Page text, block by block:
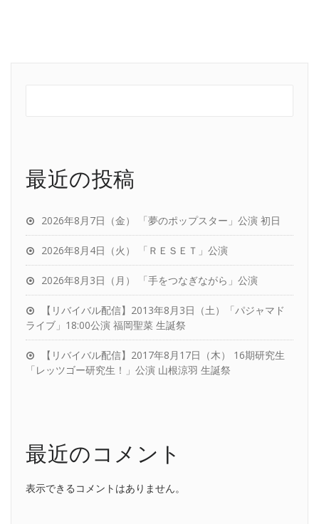
最近の投稿
2026年8月7日（金） 「夢のポップスター」公演 初日
2026年8月4日（火） 「ＲＥＳＥＴ」公演
2026年8月3日（月） 「手をつなぎながら」公演
【リバイバル配信】2013年8月3日（土）「パジャマド
ライブ」18:00公演 福岡聖菜 生誕祭
【リバイバル配信】2017年8月17日（木） 16期研究生
「レッツゴー研究生！」公演 山根涼羽 生誕祭
最近のコメント
表示できるコメントはありません。